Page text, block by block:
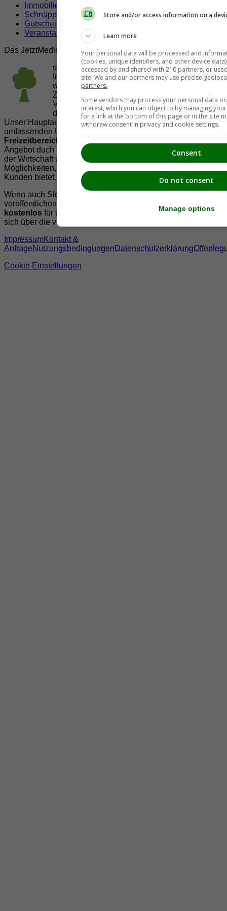
Immobilien
Schnäppchen
Gutscheine & Rabatte
Veranstaltungen
Das JetztMedien.com Medien Netzwerk
suedsteiermark.at ist eine von vielen
Internetadressen der JetztMedien.com Medien,
welche es sich zur Aufgabe gemacht hat, in
Zusammenarbeit mit regionalen Firmen,
Vereinen und Institutionen dieVielfälltigkeit
der Region Südsteiermark zu präsentieren.
Unser Hauptaugenmerk liegt dabei, der Bevölkerung einen
umfassenden Überblick der Möglichkeiten im
Freizeitbereich
Angebot duch Informationen zur regionalen
Gastronomie
der Wirtschaft und der Präsentation der zahlreichen
Möglichkeiten, welche die
Kunden bietet.
Wenn auch Sie Ihre Informationen auf suedsteiermark.at
veröffentlichen wollen, registrieren Sie sich doch gleich
kostenlos für unseren
oder informieren
sich über die vielen
ImpressumKontakt &
AnfrageNutzungsbedingungen Datenschutzerklärung
Cookie Einstellungen
Store and/or access information on a
Learn more
Your personal data will be processed and
(cookies, unique identifiers, and other device
accessed by and shared with 210 partners, or
site. We and our partners may use precise
partners.
Some vendors may process your personal data
interest, which you can object to by managing
for a link at the bottom of this page or in the site
withdraw consent in privacy and cookie settings.
Consent
Do not consent
Manage options